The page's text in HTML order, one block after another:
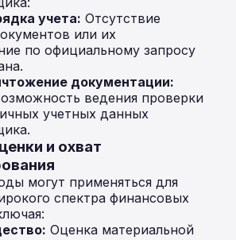
учета: Отсутствие
или их
по официальному запросу
документации:
ведения проверки
учетных данных
и охват
могут применяться для
спектра финансовых
Оценка материальной